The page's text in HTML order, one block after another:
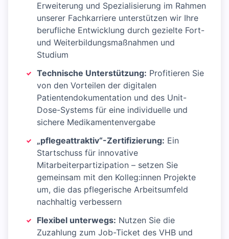
Erweiterung und Spezialisierung im Rahmen
unserer Fachkarriere unterstützen wir Ihre
berufliche Entwicklung durch gezielte Fort-
und Weiterbildungsmaßnahmen und
Studium
Technische Unterstützung: Profitieren Sie
von den Vorteilen der digitalen
Patientendokumentation und des Unit-
Dose-Systems für eine individuelle und
sichere Medikamentenvergabe
„pflegeattraktiv“-Zertifizierung: Ein
Startschuss für innovative
Mitarbeiterpartizipation – setzen Sie
gemeinsam mit den Kolleg:innen Projekte
um, die das pflegerische Arbeitsumfeld
nachhaltig verbessern
Flexibel unterwegs: Nutzen Sie die
Zuzahlung zum Job-Ticket des VHB und